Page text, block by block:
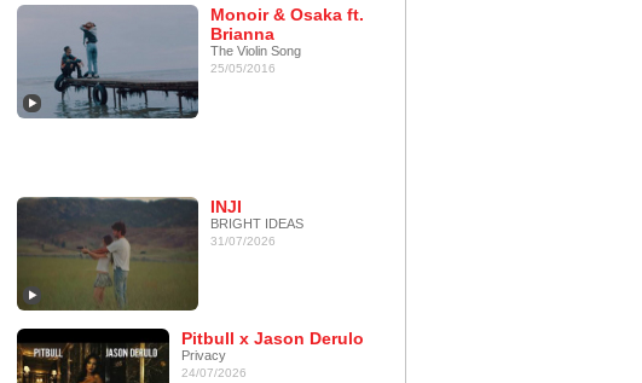
Monoir & Osaka ft.
Brianna
The Violin Song
25/05/2016
INJI
BRIGHT IDEAS
31/07/2026
Pitbull x Jason Derulo
Privacy
24/07/2026